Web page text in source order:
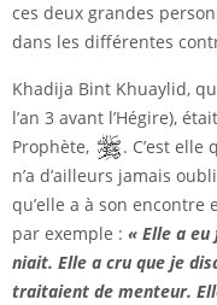
ces deux grandes
dans les différentes
Khadija Bint Khuaylid,
l’an 3 avant l’Hégire),
Prophète,
. C’est elle
n’a d’ailleurs jamais
qu’elle a à son encontre
par exemple : « Elle a
niait. Elle a cru que je
traitaient de menteur.